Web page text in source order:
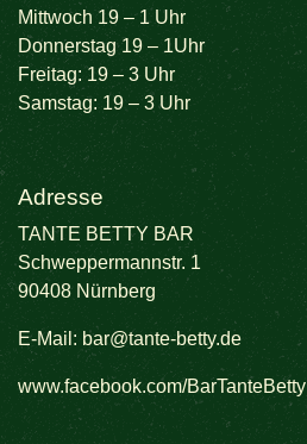
Mittwoch 19 – 1 Uhr
Donnerstag 19 – 1Uhr
Freitag: 19 – 3 Uhr
Samstag: 19 – 3 Uhr
Adresse
TANTE BETTY BAR
Schweppermannstr. 1
90408 Nürnberg
E-Mail: bar@tante-betty.de
www.facebook.com/BarTanteBetty